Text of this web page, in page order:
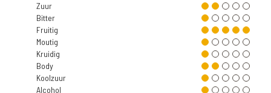
Zuur
Bitter
Fruitig
Moutig
Kruidig
Body
Koolzuur
Alcohol